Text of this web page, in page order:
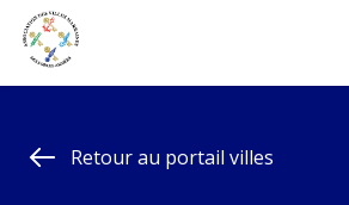
Retour au portail villes